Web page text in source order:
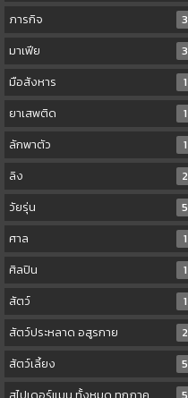
ภารกิจ
3
มาเฟีย
3
มือสังหาร
1
ยาเสพติด
1
ลักพาตัว
1
ลิง
2
วัยรุ่น
5
ศาล
1
ศิลปิน
1
สัตว์
1
สัตว์ประหลาด อสูรกาย
2
สัตว์เลี้ยง
5